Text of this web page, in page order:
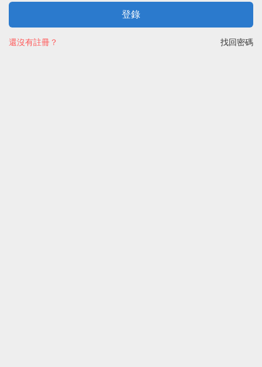
登錄
找回密碼
還沒有註冊？